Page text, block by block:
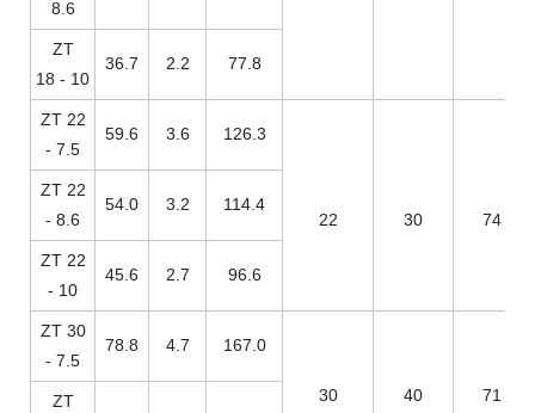
8.6
ZT
18 - 10
36.7 2.2 77.8
ZT 22
- 7.5
59.6 3.6 126.3
22 30 74
ZT 22
- 8.6
54.0 3.2 114.4
ZT 22
- 10
45.6 2.7 96.6
ZT 30
- 7.5
78.8 4.7 167.0
30 40 71
ZT